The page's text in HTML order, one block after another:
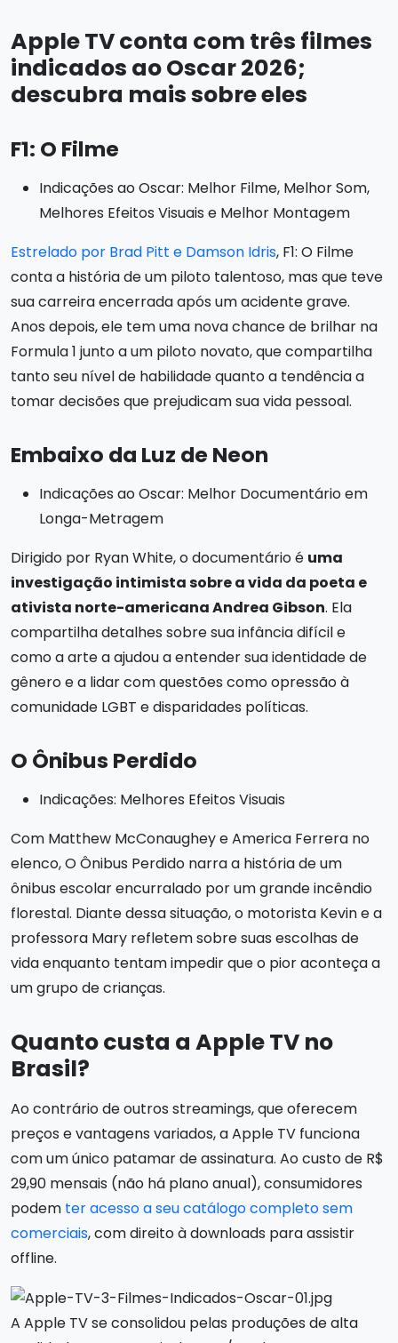
Apple TV conta com três filmes
indicados ao Oscar 2026;
descubra mais sobre eles
F1: O Filme
Indicações ao Oscar: Melhor Filme, Melhor Som,
Melhores Efeitos Visuais e Melhor Montagem
Estrelado por Brad Pitt e Damson Idris, F1: O Filme
conta a história de um piloto talentoso, mas que teve
sua carreira encerrada após um acidente grave.
Anos depois, ele tem uma nova chance de brilhar na
Formula 1 junto a um piloto novato, que compartilha
tanto seu nível de habilidade quanto a tendência a
tomar decisões que prejudicam sua vida pessoal.
Embaixo da Luz de Neon
Indicações ao Oscar: Melhor Documentário em
Longa-Metragem
Dirigido por Ryan White, o documentário é uma
investigação intimista sobre a vida da poeta e
ativista norte-americana Andrea Gibson. Ela
compartilha detalhes sobre sua infância difícil e
como a arte a ajudou a entender sua identidade de
gênero e a lidar com questões como opressão à
comunidade LGBT e disparidades políticas.
O Ônibus Perdido
Indicações: Melhores Efeitos Visuais
Com Matthew McConaughey e America Ferrera no
elenco, O Ônibus Perdido narra a história de um
ônibus escolar encurralado por um grande incêndio
florestal. Diante dessa situação, o motorista Kevin e a
professora Mary refletem sobre suas escolhas de
vida enquanto tentam impedir que o pior aconteça a
um grupo de crianças.
Quanto custa a Apple TV no
Brasil?
Ao contrário de outros streamings, que oferecem
preços e vantagens variados, a Apple TV funciona
com um único patamar de assinatura. Ao custo de R$
29,90 mensais (não há plano anual), consumidores
podem ter acesso a seu catálogo completo sem
comerciais, com direito à downloads para assistir
offline.
A Apple TV se consolidou pelas produções de alta